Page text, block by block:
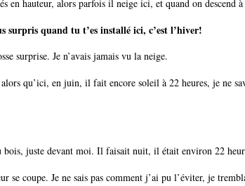
en hauteur, alors parfois il neige ici, et quand on
surpris quand tu t’es installé ici, c’est l’hiver!
surprise. Je n’avais jamais vu la neige.
qu’ici, en juin, il fait encore soleil à 22 heures, je
juste devant moi. Il faisait nuit, il était environ 22
se coupe. Je ne sais pas comment j’ai pu l’éviter, je